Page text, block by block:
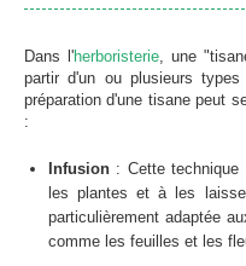
Dans l'herboristerie, une
partir d'un ou plusieurs
préparation d'une tisane peut
:
Infusion : Cette
les plantes et à les
particulièrement adaptée
comme les feuilles et les